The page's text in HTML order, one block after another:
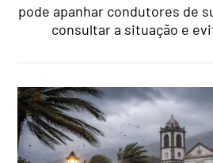
pode apanhar condutores de
consultar a situação e